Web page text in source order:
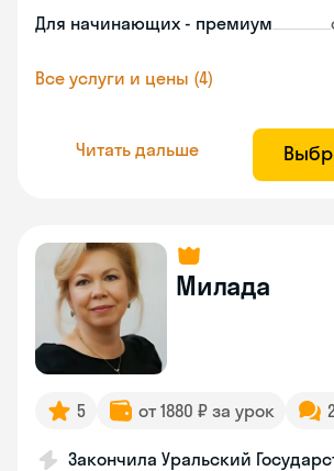
Для начинающих - премиум
Все услуги и цены (4)
Читать дальше
Милада
5 от 1880 ₽ за урок
Закончила Уральский